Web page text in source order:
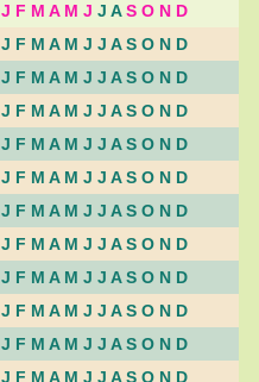
J F M A M J J AS O N D
J F M A M J J A S O N D
J F M A M J J A S O N D
J F M A M J J A S O N D
J F M A M J J A S O N D
J F M A M J J A S O N D
J F M A M J J A S O N D
J F M A M J J A S O N D
J F M A M J J A S O N D
J F M A M J J A S O N D
J F M A M J J A S O N D
J F M A M J J A S O N D